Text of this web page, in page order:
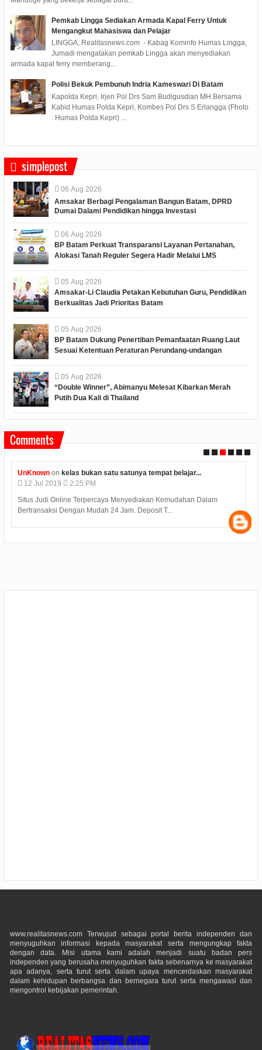
Pemkab Lingga Sediakan Armada Kapal Ferry Untuk
Mengangkut Mahasiswa dan Pelajar
LINGGA, Realitasnews.com - Kabag Kominfo Humas Lingga,
Jumadi mengatakan pemkab Lingga akan menyediakan
armada kapal ferry memberang...
Polisi Bekuk Pembunuh Indria Kameswari Di Batam
Kapolda Kepri, Irjen Pol Drs Sam Budigusdian MH Bersama
Kabid Humas Polda Kepri, Kombes Pol Drs S Erlangga (Fhoto
: Humas Polda Kepri) ...
simplepost
06 Aug 2026
Amsakar Berbagi Pengalaman Bangun Batam, DPRD
Dumai Dalami Pendidikan hingga Investasi
06 Aug 2026
BP Batam Perkuat Transparansi Layanan Pertanahan,
Alokasi Tanah Reguler Segera Hadir Melalui LMS
05 Aug 2026
Amsakar-Li Claudia Petakan Kebutuhan Guru, Pendidikan
Berkualitas Jadi Prioritas Batam
05 Aug 2026
BP Batam Dukung Penertiban Pemanfaatan Ruang Laut
Sesuai Ketentuan Peraturan Perundang-undangan
05 Aug 2026
“Double Winner”, Abimanyu Melesat Kibarkan Merah
Putih Dua Kali di Thailand
Comments
UnKnownon kelas bukan satu satunya tempat belajar...
12 Jul 2019
2:25 PM
Situs Judi Online Terpercaya Menyediakan Kemudahan Dalam
Bertransaksi Dengan Mudah 24 Jam. Deposit T...
www.realitasnews.com Terwujud sebagai portal berita independen dan
menyuguhkan informasi kepada masyarakat serta mengungkap fakta
dengan data. Misi utama kami adalah menjadi suatu badan pers
independen yang berusaha menyuguhkan fakta sebenarnya ke masyarakat
apa adanya, serta turut serta dalam upaya mencerdaskan masyarakat
dalam kehidupan berbangsa dan bernegara turut serta mengawasi dan
mengontrol kebijakan pemerintah.